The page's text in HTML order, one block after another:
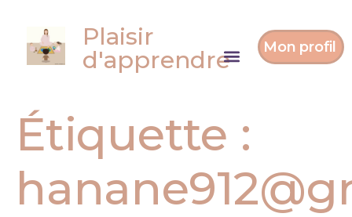
Plaisir
d'apprendre
Mon profil
Étiquette :